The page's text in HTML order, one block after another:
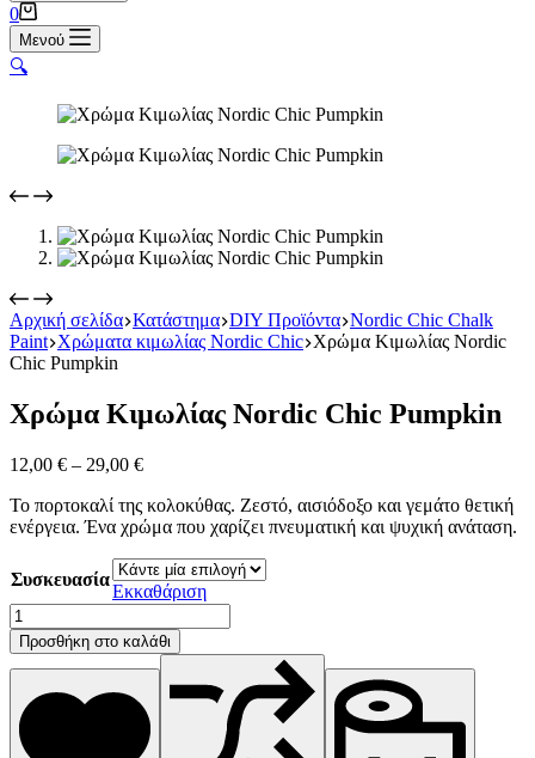
Καλάθι
Αγορών
0
Μενού
🔍
Αρχική σελίδα Κατάστημα DIY Προϊόντα Nordic Chic Chalk
Paint Χρώματα κιμωλίας Nordic Chic Χρώμα Κιμωλίας Nordic
Chic Pumpkin
Χρώμα Κιμωλίας Nordic Chic Pumpkin
12,00 € – 29,00 €Price
12,00 €
through
Το πορτοκαλί της κολοκύθας. Ζεστό, αισιόδοξο και γεμάτο θετική
ενέργεια. Ένα χρώμα που χαρίζει πνευματική και ψυχική ανάταση.
Συσκευασία
Εκκαθάριση
Χρώμα
Κιμωλίας
Nordic
Chic
Pumpkin
ποσότητα
Προσθήκη στο καλάθι